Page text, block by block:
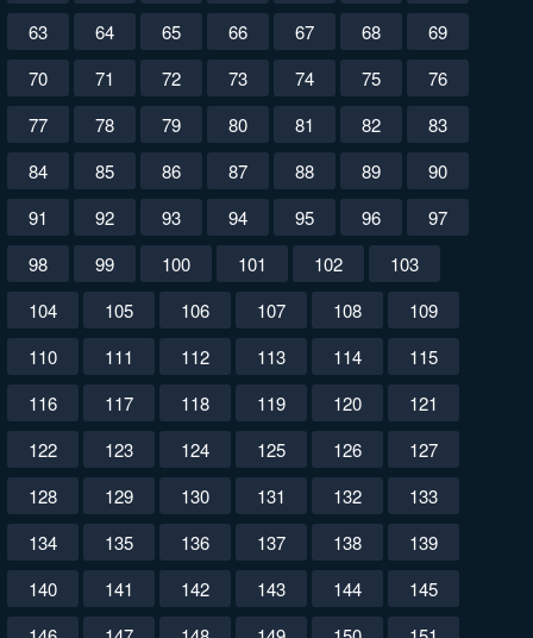
63
64 65 66 67 68
69
70
71 72 73 74 75
76
77
78 79 80 81 82
83
84
85 86 87 88 89
90
91
92 93 94 95 96
97
98
99 100 101 102
103
104
105 106 107 108
109
110
111 112 113 114
115
116
117 118 119 120
121
122
123 124 125 126
127
128
129 130 131 132
133
134
135 136 137 138
139
140
141 142 143 144
145